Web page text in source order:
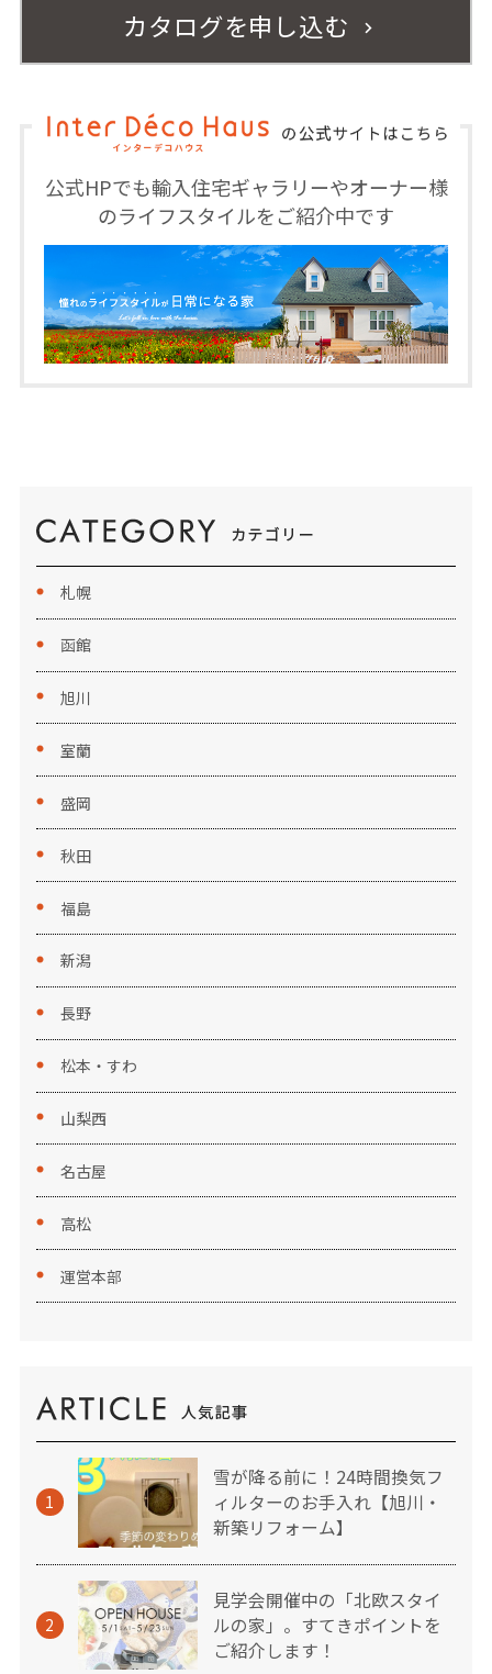
カタログを申し込む
公式HPでも輸入住宅ギャラリーやオーナー様
のライフスタイルをご紹介中です
札幌
函館
旭川
室蘭
盛岡
秋田
福島
新潟
長野
松本・すわ
山梨西
名古屋
高松
運営本部
1
雪が降る前に！24時間換気フ
ィルターのお手入れ【旭川・
新築リフォーム】
2
見学会開催中の「北欧スタイ
ルの家」。すてきポイントを
ご紹介します！